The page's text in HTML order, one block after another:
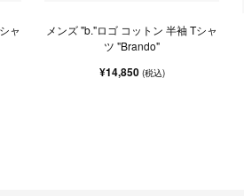
ャ
メンズ "b."ロゴ コットン 半袖 Tシャ
ツ "Brando"
¥14,850 (税込)